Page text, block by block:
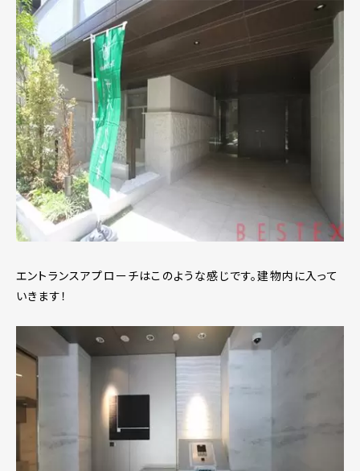
エントランスアプローチはこのような感じです。建物内に入って
いきます！